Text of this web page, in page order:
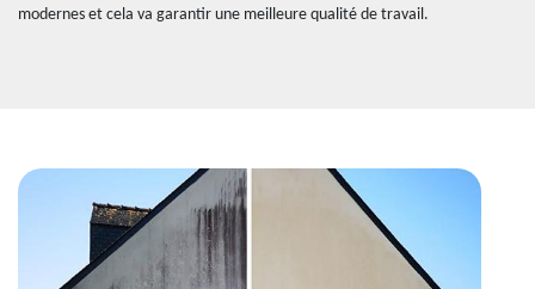
modernes et cela va garantir une meilleure qualité de travail.